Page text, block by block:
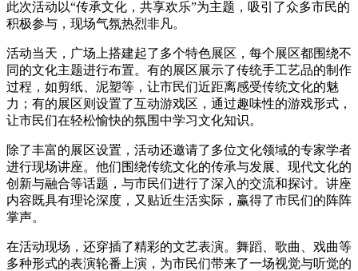
此次活动以“传承文化，共享欢乐”为主题，吸引了众多市民的
积极参与，现场气氛热烈非凡。
活动当天，广场上搭建起了多个特色展区，每个展区都围绕不
同的文化主题进行布置。有的展区展示了传统手工艺品的制作
过程，如剪纸、泥塑等，让市民们近距离感受传统文化的魅
力；有的展区则设置了互动游戏区，通过趣味性的游戏形式，
让市民们在轻松愉快的氛围中学习文化知识。
除了丰富的展区设置，活动还邀请了多位文化领域的专家学者
进行现场讲座。他们围绕传统文化的传承与发展、现代文化的
创新与融合等话题，与市民们进行了深入的交流和探讨。讲座
内容既具有理论深度，又贴近生活实际，赢得了市民们的阵阵
掌声。
在活动现场，还穿插了精彩的文艺表演。舞蹈、歌曲、戏曲等
多种形式的表演轮番上演，为市民们带来了一场视觉与听觉的